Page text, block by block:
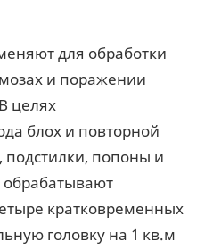
для обработки
и поражении
целях
блох и повторной
подстилки, попоны и
обрабатывают
кратковременных
головку на 1 кв.м